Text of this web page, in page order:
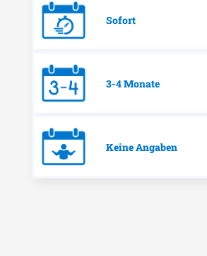
Sofort
3-4 Monate
Keine Angaben